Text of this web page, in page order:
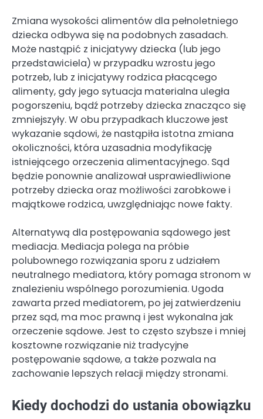
Zmiana wysokości alimentów dla pełnoletniego
dziecka odbywa się na podobnych zasadach.
Może nastąpić z inicjatywy dziecka (lub jego
przedstawiciela) w przypadku wzrostu jego
potrzeb, lub z inicjatywy rodzica płacącego
alimenty, gdy jego sytuacja materialna uległa
pogorszeniu, bądź potrzeby dziecka znacząco się
zmniejszyły. W obu przypadkach kluczowe jest
wykazanie sądowi, że nastąpiła istotna zmiana
okoliczności, która uzasadnia modyfikację
istniejącego orzeczenia alimentacyjnego. Sąd
będzie ponownie analizował usprawiedliwione
potrzeby dziecka oraz możliwości zarobkowe i
majątkowe rodzica, uwzględniając nowe fakty.
Alternatywą dla postępowania sądowego jest
mediacja. Mediacja polega na próbie
polubownego rozwiązania sporu z udziałem
neutralnego mediatora, który pomaga stronom w
znalezieniu wspólnego porozumienia. Ugoda
zawarta przed mediatorem, po jej zatwierdzeniu
przez sąd, ma moc prawną i jest wykonalna jak
orzeczenie sądowe. Jest to często szybsze i mniej
kosztowne rozwiązanie niż tradycyjne
postępowanie sądowe, a także pozwala na
zachowanie lepszych relacji między stronami.
Kiedy dochodzi do ustania obowiązku